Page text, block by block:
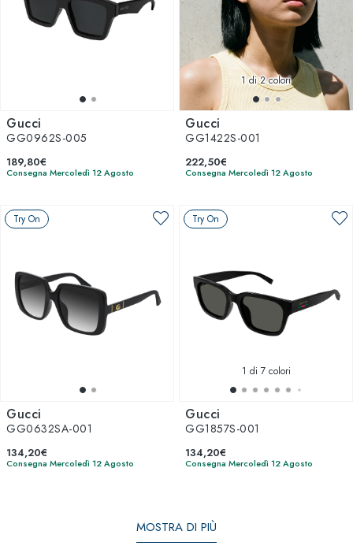
Gucci
GG0962S-005
189,80€
Consegna Mercoledì 12 Agosto
1di 2 colori
Gucci
GG1422S-001
222,50€
Consegna Mercoledì 12 Agosto
Try On
Gucci
GG0632SA-001
134,20€
Consegna Mercoledì 12 Agosto
Try On
1 di 7 colori
Gucci
GG1857S-001
134,20€
Consegna Mercoledì 12 Agosto
MOSTRA DI PIÙ